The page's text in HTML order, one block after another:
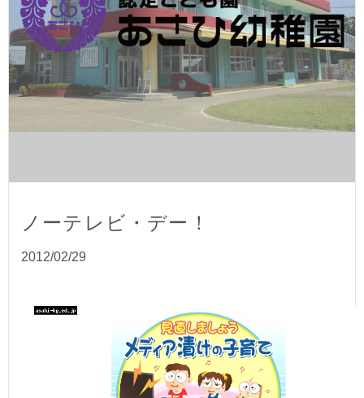
ノーテレビ・デー！
2012/02/29